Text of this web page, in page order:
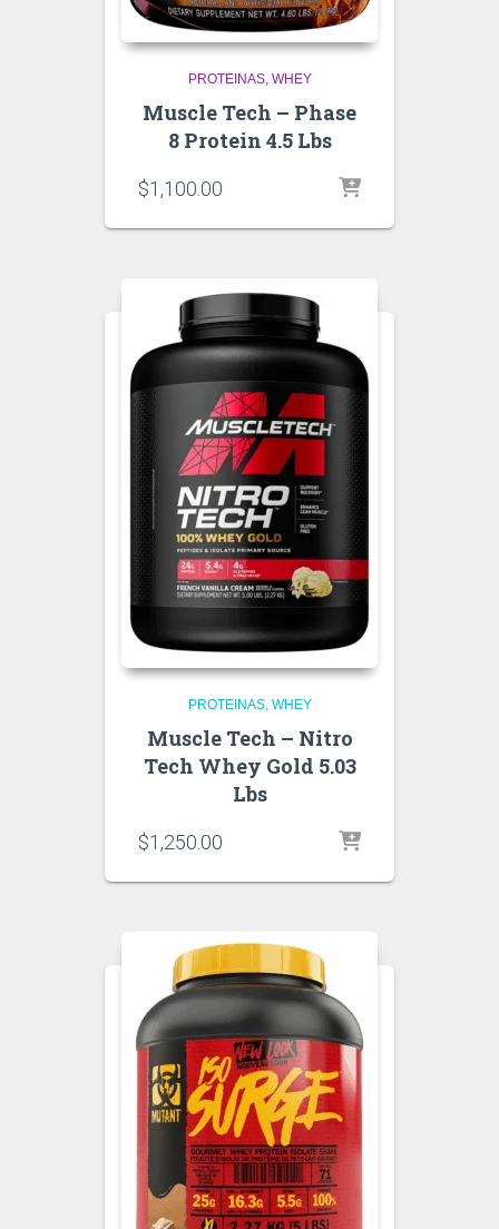
PROTEINAS WHEY
Muscle Tech – Phase
8 Protein 4.5 Lbs
$1,100.00
PROTEINAS WHEY
Muscle Tech – Nitro
Tech Whey Gold 5.03
Lbs
$1,250.00